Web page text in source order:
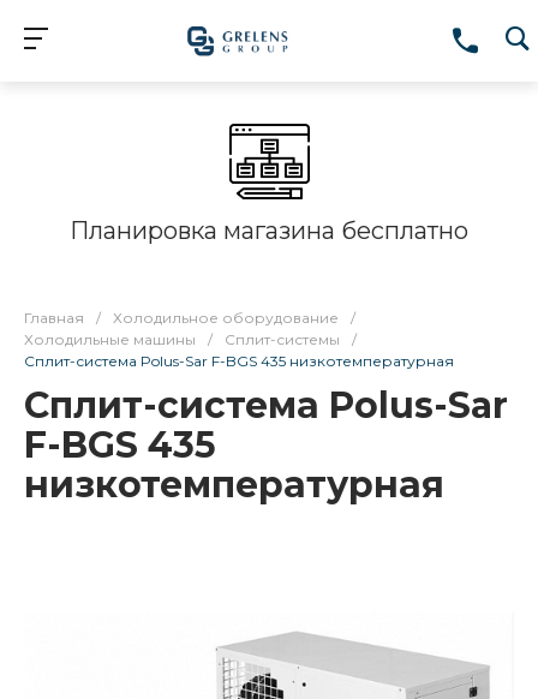
Планировка магазина бесплатно
Главная / Холодильное оборудование
/
Холодильные машины
/ Сплит-системы
/
Сплит-система Polus-Sar F-BGS 435 низкотемпературная
Сплит-система Polus-Sar
F-BGS 435
низкотемпературная